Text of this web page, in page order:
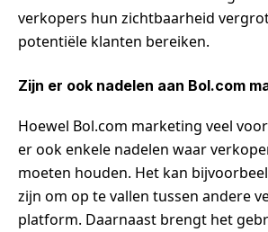
verkopers hun zichtbaarheid
potentiële klanten bereiken.
Zijn er ook nadelen aan Bol.com
Hoewel Bol.com marketing veel
er ook enkele nadelen waar
moeten houden. Het kan
zijn om op te vallen tussen andere
platform. Daarnaast brengt het